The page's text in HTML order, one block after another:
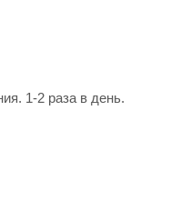
1-2 раза в день.